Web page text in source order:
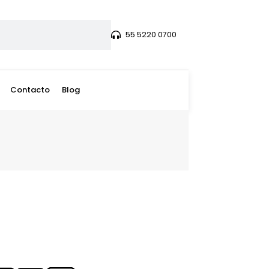
55 5220 0700
Contacto Blog